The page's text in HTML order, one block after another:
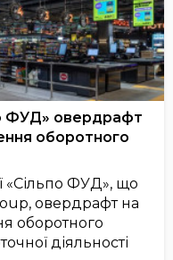
ФУД» овердрафт
оборотного
«Сільпо ФУД», що
овердрафт на
оборотного
діяльності